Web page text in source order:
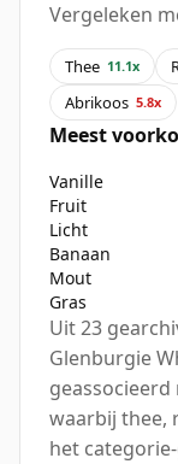
Vergeleken
Thee 11.1x
Abrikoos 5.8x
Meest
Vanille
Fruit
Licht
Banaan
Mout
Gras
Uit 23
Glenburgie
waarbij thee,
het